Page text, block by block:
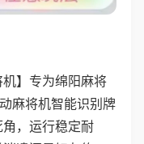
机】专为绵阳麻将
麻将机智能识别牌
，运行稳定耐